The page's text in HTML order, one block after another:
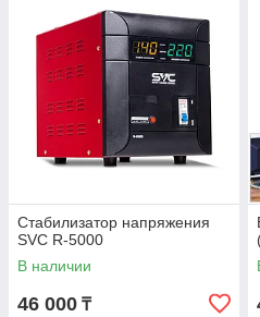
Стабилизатор напряжения
SVC R-5000
В наличии
46 000 ₸